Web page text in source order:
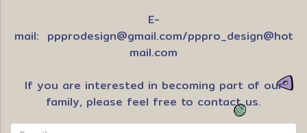
E-
mail: ppprodesign@gmail.com/pppro_design@hot
mail.com
If you are interested in becoming part of our
family, please feel free to contact us.